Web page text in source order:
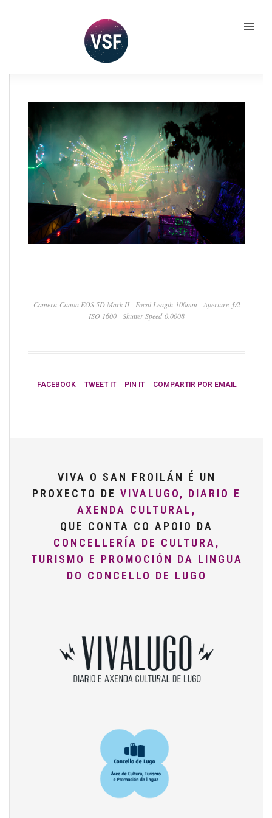
Camera Canon EOS 5D Mark II Focal Length 100mm
Aperture ƒ/2
ISO 1600
Shutter Speed 0.0008
FACEBOOK TWEET IT PIN IT COMPARTIR POR EMAIL
VIVA O SAN FROILÁN É UN
PROXECTO DE VIVALUGO, DIARIO E
AXENDA CULTURAL,
QUE CONTA CO APOIO DA
CONCELLERÍA DE CULTURA,
TURISMO E PROMOCIÓN DA LINGUA
DO CONCELLO DE LUGO